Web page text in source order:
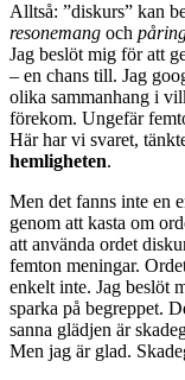
Alltså: ”diskurs” kan
resonemang och
Jag beslöt mig för att
– en chans till. Jag
olika sammanhang i
förekom. Ungefär
Här har vi svaret,
hemligheten.
Men det fanns inte en
genom att kasta om
att använda ordet
femton meningar.
enkelt inte. Jag beslöt
sparka på begreppet.
sanna glädjen är
Men jag är glad.